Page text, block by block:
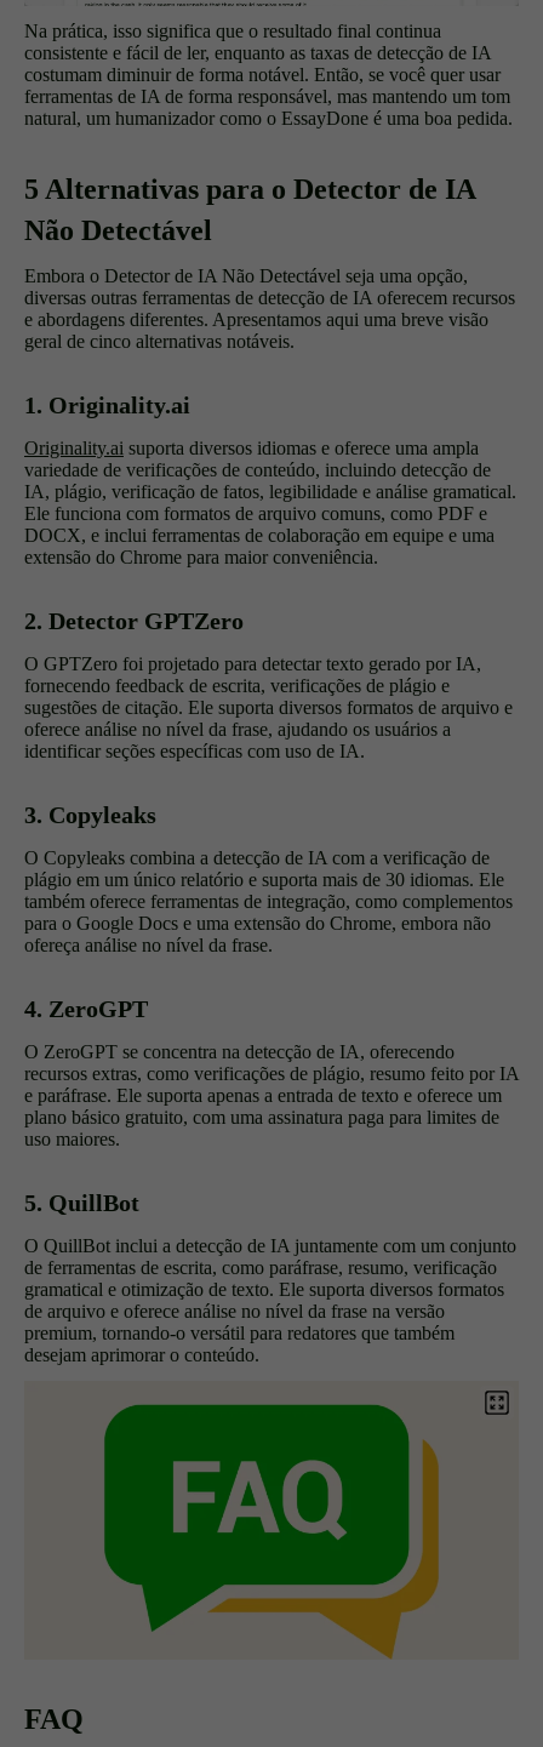
Na prática, isso significa que o resultado final continua
consistente e fácil de ler, enquanto as taxas de detecção de IA
costumam diminuir de forma notável. Então, se você quer usar
ferramentas de IA de forma responsável, mas mantendo um tom
natural, um humanizador como o EssayDone é uma boa pedida.
5 Alternativas para o Detector de IA
Não Detectável
Embora o Detector de IA Não Detectável seja uma opção,
diversas outras ferramentas de detecção de IA oferecem recursos
e abordagens diferentes. Apresentamos aqui uma breve visão
geral de cinco alternativas notáveis.
1. Originality.ai
Originality.ai suporta diversos idiomas e oferece uma ampla
variedade de verificações de conteúdo, incluindo detecção de
IA, plágio, verificação de fatos, legibilidade e análise gramatical.
Ele funciona com formatos de arquivo comuns, como PDF e
DOCX, e inclui ferramentas de colaboração em equipe e uma
extensão do Chrome para maior conveniência.
2. Detector GPTZero
O GPTZero foi projetado para detectar texto gerado por IA,
fornecendo feedback de escrita, verificações de plágio e
sugestões de citação. Ele suporta diversos formatos de arquivo e
oferece análise no nível da frase, ajudando os usuários a
identificar seções específicas com uso de IA.
3. Copyleaks
O Copyleaks combina a detecção de IA com a verificação de
plágio em um único relatório e suporta mais de 30 idiomas. Ele
também oferece ferramentas de integração, como complementos
para o Google Docs e uma extensão do Chrome, embora não
ofereça análise no nível da frase.
4. ZeroGPT
O ZeroGPT se concentra na detecção de IA, oferecendo
recursos extras, como verificações de plágio, resumo feito por IA
e paráfrase. Ele suporta apenas a entrada de texto e oferece um
plano básico gratuito, com uma assinatura paga para limites de
uso maiores.
5. QuillBot
O QuillBot inclui a detecção de IA juntamente com um conjunto
de ferramentas de escrita, como paráfrase, resumo, verificação
gramatical e otimização de texto. Ele suporta diversos formatos
de arquivo e oferece análise no nível da frase na versão
premium, tornando-o versátil para redatores que também
desejam aprimorar o conteúdo.
FAQ